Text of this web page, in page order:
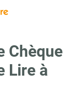
Chèque
Lire à